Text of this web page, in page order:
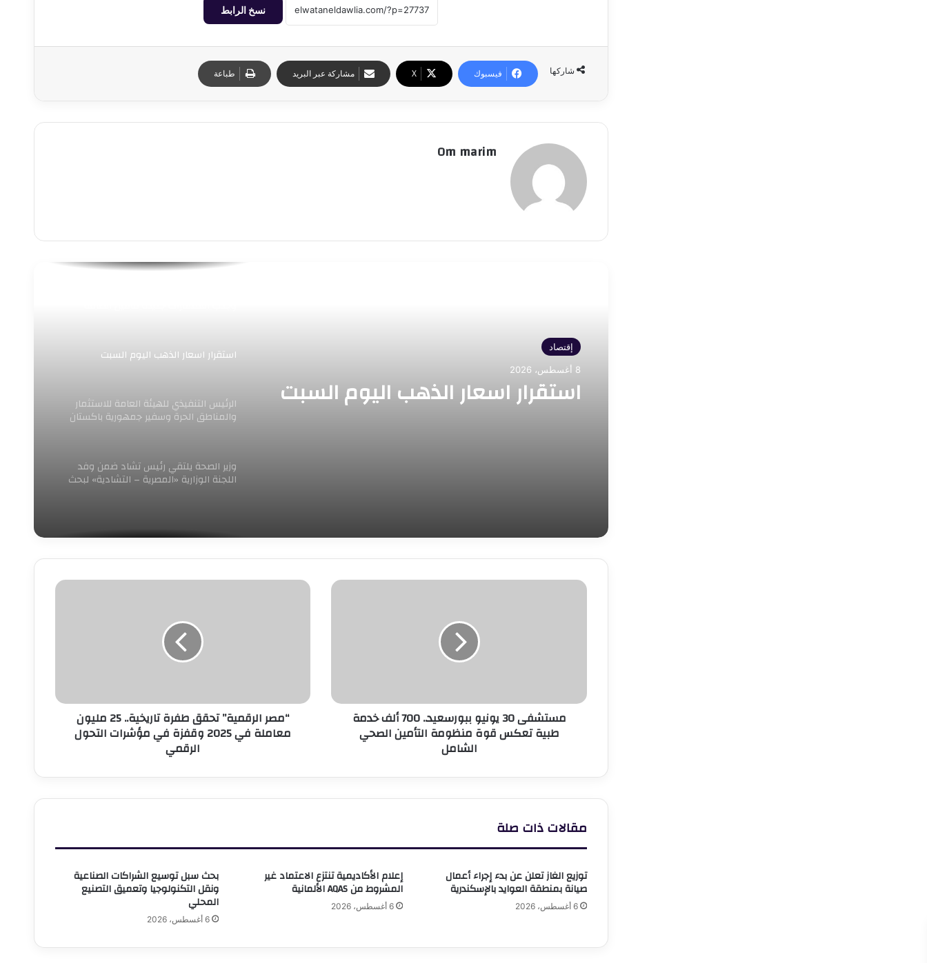
نسخ الرابط
شاركها فيسبوك ‫X مشاركة عبر البريد طباعة
Om marim
إقتصاد
8 أغسطس، 2026
استقرار اسعار الذهب اليوم السبت
استقرار اسعار الذهب اليوم السبت
الرئيس التنفيذي للهيئة العامة للاستثمار
والمناطق الحرة وسفير جمهورية باكستان
وزير الصحة يلتقي رئيس تشاد ضمن وفد
اللجنة الوزارية «المصرية – التشادية» لبحث
مستشفى
تعكس
منظومة
مستشفى 30 يونيو ببورسعيد.. 700 ألف خدمة
طبية تعكس قوة منظومة التأمين الصحي
الشامل
“مصر
في
2025
وقفزة
“مصر الرقمية” تحقق طفرة تاريخية.. 25 مليون
معاملة في 2025 وقفزة في مؤشرات التحول
الرقمي
مقالات ذات صلة
توزيع الغاز تعلن عن بدء إجراء أعمال
صيانة بمنطقة العوايد بالإسكندرية
6 أغسطس، 2026
إعلام الأكاديمية تنتزع الاعتماد غير
المشروط من AQAS الألمانية
6 أغسطس، 2026
بحث سبل توسيع الشراكات الصناعية
ونقل التكنولوجيا وتعميق التصنيع
المحلي
6 أغسطس، 2026